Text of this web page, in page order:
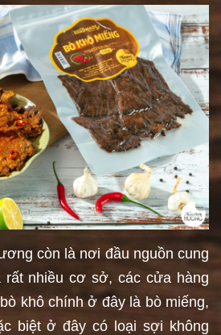
còn là nơi đầu nguồn cung
rất nhiều cơ sở, các cửa hàng
khô chính ở đây là bò miếng,
biệt ở đây có loại sợi không